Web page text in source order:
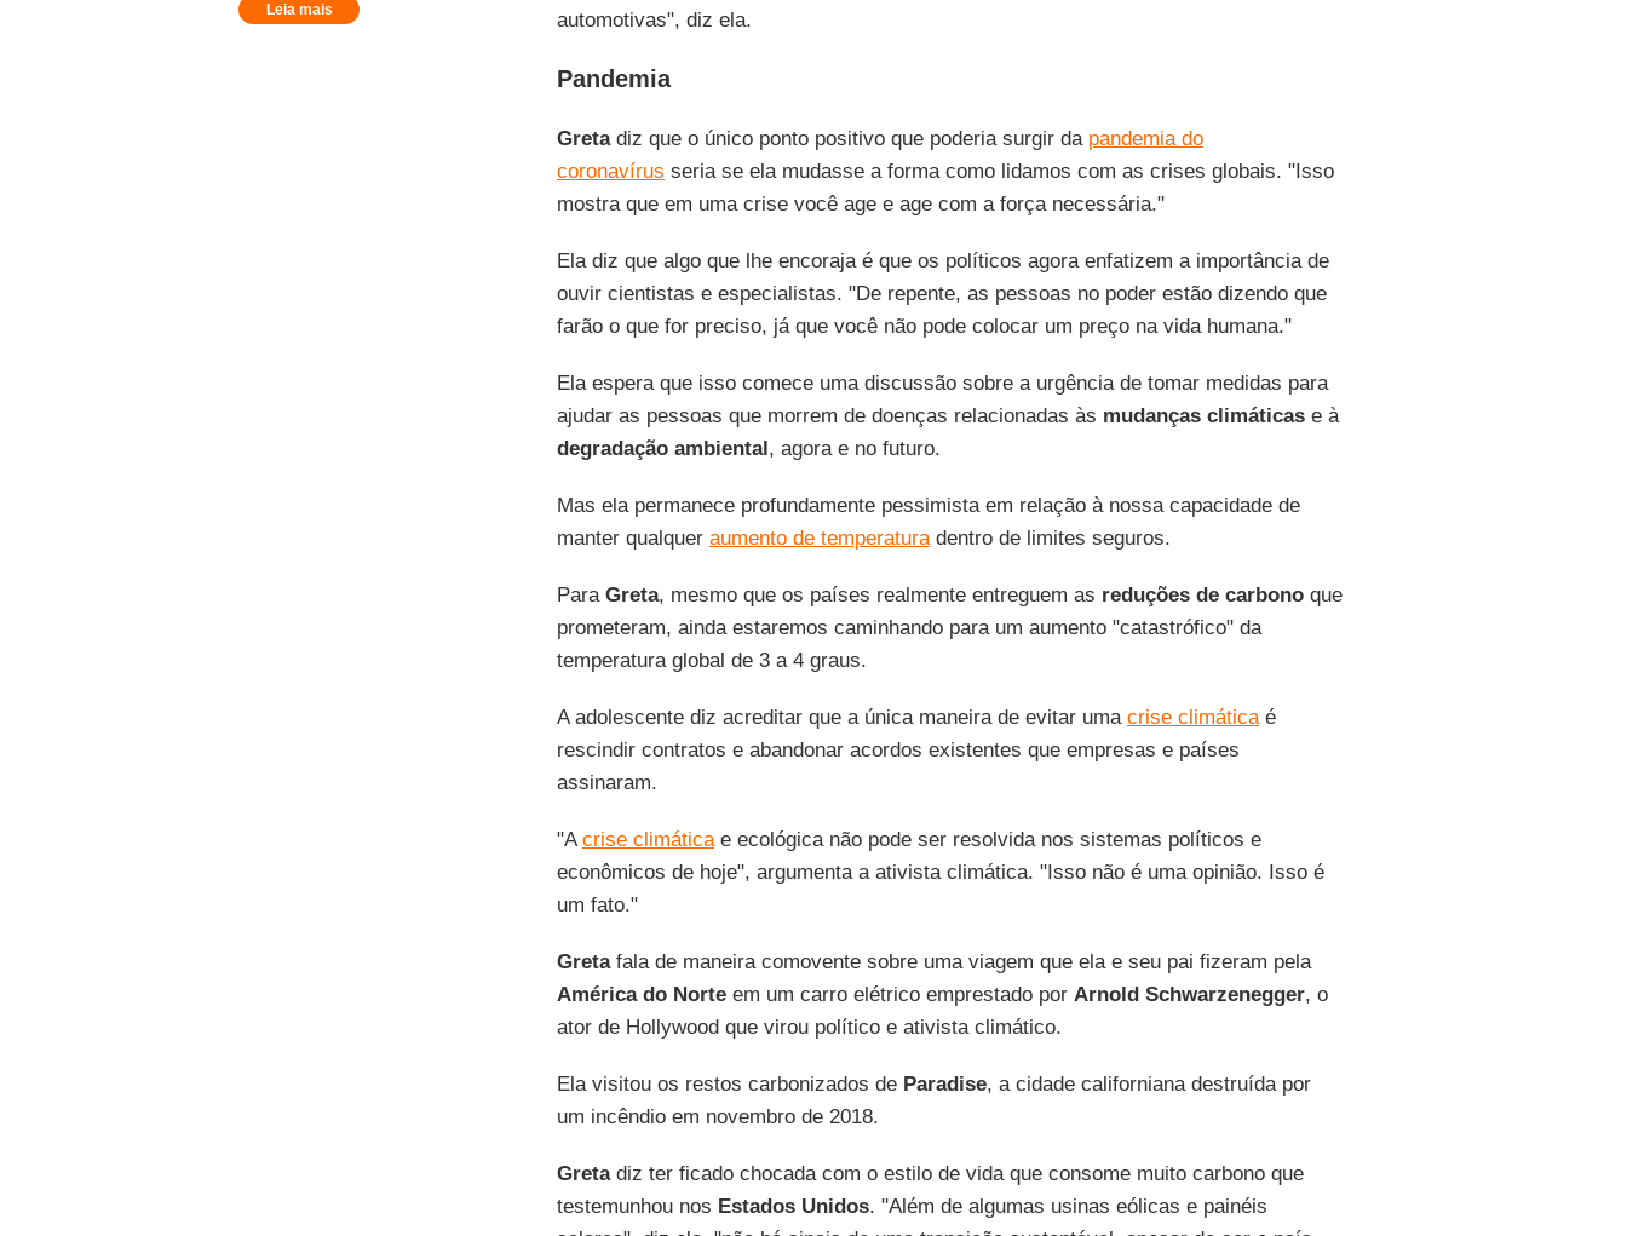
Leia mais
automotivas", diz ela.
Pandemia
Gretadiz que o único ponto positivo que poderia surgir da pandemia do
coronavírus seria se ela mudasse a forma como lidamos com as crises globais. "Isso
mostra que em uma crise você age e age com a força necessária."
Ela diz que algo que lhe encoraja é que os políticos agora enfatizem a importância de
ouvir cientistas e especialistas. "De repente, as pessoas no poder estão dizendo que
farão o que for preciso, já que você não pode colocar um preço na vida humana."
Ela espera que isso comece uma discussão sobre a urgência de tomar medidas para
ajudar as pessoas que morrem de doenças relacionadas às mudanças climáticase à
degradação ambiental, agora e no futuro.
Mas ela permanece profundamente pessimista em relação à nossa capacidade de
manter qualquer aumento de temperaturadentro de limites seguros.
Para Greta, mesmo que os países realmente entreguem as reduções de carbonoque
prometeram, ainda estaremos caminhando para um aumento "catastrófico" da
temperatura global de 3 a 4 graus.
A adolescente diz acreditar que a única maneira de evitar uma crise climáticaé
rescindir contratos e abandonar acordos existentes que empresas e países
assinaram.
"Acrise climáticae ecológica não pode ser resolvida nos sistemas políticos e
econômicos de hoje", argumenta a ativista climática. "Isso não é uma opinião. Isso é
um fato."
Gretafala de maneira comovente sobre uma viagem que ela e seu pai fizeram pela
América do Norteem um carro elétrico emprestado por Arnold Schwarzenegger, o
ator de Hollywood que virou político e ativista climático.
Ela visitou os restos carbonizados de Paradise, a cidade californiana destruída por
um incêndio em novembro de 2018.
Gretadiz ter ficado chocada com o estilo de vida que consome muito carbono que
testemunhou nos Estados Unidos. "Além de algumas usinas eólicas e painéis